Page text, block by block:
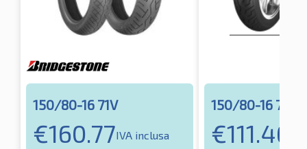
150/80-16 71V
€160.77IVA inclusa
150/80-16 71H
€111.46